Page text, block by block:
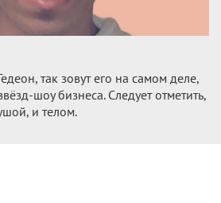
так зовут его на самом деле,
шоу бизнеса. Следует отметить,
и телом.